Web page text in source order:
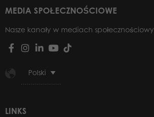
MEDIA SPOŁECZNOŚCIOWE
Nasze kanały w mediach
Polski
LINKS